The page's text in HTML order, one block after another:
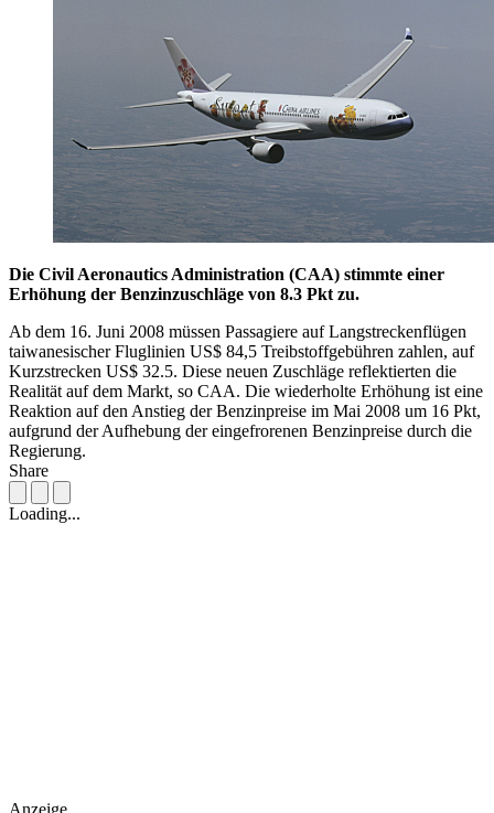
Die Civil Aeronautics Administration (CAA) stimmte einer
Erhöhung der Benzinzuschläge von 8.3 Pkt zu.
Ab dem 16. Juni 2008 müssen Passagiere auf Langstreckenflügen
taiwanesischer Fluglinien US$ 84,5 Treibstoffgebühren zahlen, auf
Kurzstrecken US$ 32.5. Diese neuen Zuschläge reflektierten die
Realität auf dem Markt, so CAA. Die wiederholte Erhöhung ist eine
Reaktion auf den Anstieg der Benzinpreise im Mai 2008 um 16 Pkt,
aufgrund der Aufhebung der eingefrorenen Benzinpreise durch die
Regierung.
Share
Loading...